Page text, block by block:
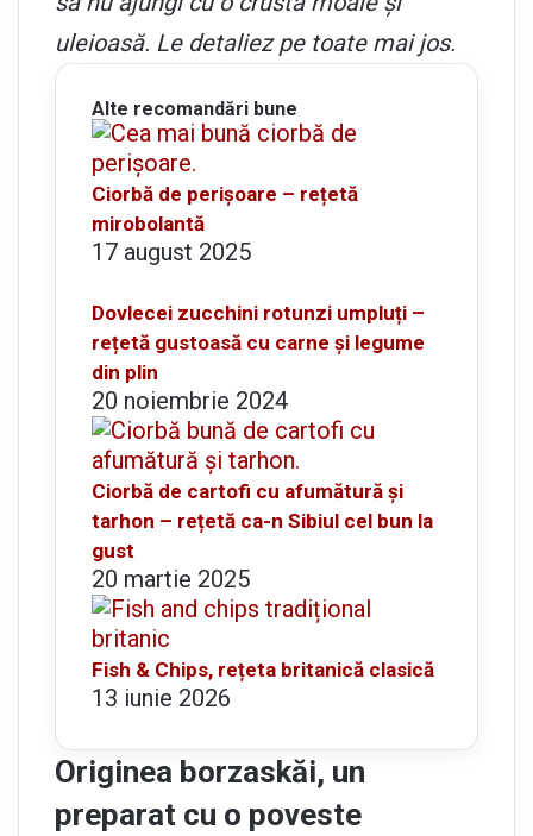
uleioasă. Le detaliez pe toate mai jos.
Alte recomandări bune
Ciorbă de perișoare – rețetă
mirobolantă
17 august 2025
Dovlecei zucchini rotunzi umpluți –
rețetă gustoasă cu carne și legume
din plin
20 noiembrie 2024
Ciorbă de cartofi cu afumătură și
tarhon – rețetă ca-n Sibiul cel bun la
gust
20 martie 2025
Fish & Chips, rețeta britanică clasică
13 iunie 2026
Originea borzaskăi, un
preparat cu o poveste